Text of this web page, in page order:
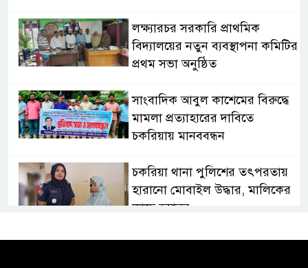
লক্ষ্যারচর সরকারি প্রাথমিক
বিদ্যালয়ের নতুন ব্যবস্থাপনা কমিটির
প্রথম সভা অনুষ্ঠিত
সাংবাদিক আবুল কাশেমের বিরুদ্ধে
মামলা প্রত্যাহারের দাবিতে
চকরিয়ায় মানববন্ধন
চকরিয়া থানা পুলিশের তৎপরতায়
হারানো মোবাইল উদ্ধার, মালিকের
কাছে হস্তান্তর
চকরিয়ায় বন্যা-পাহাড়ধসে